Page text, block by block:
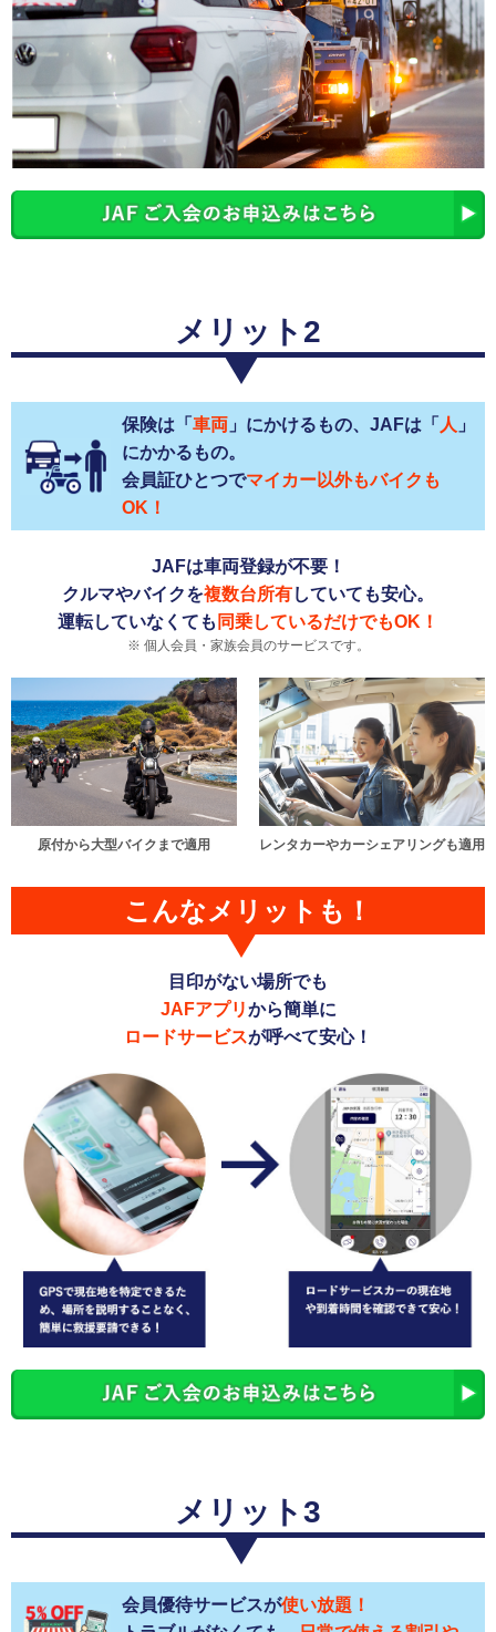
メリット2
保険は「車両 」にかけるもの、JAFは「 人 」
にかかるもの。
会員証ひとつでマイカー以外もバイクも
OK！
JAFは車両登録が不要！
クルマやバイクを複数台所有していても安心。
運転していなくても 同乗しているだけでもOK！
個人会員・家族会員のサービスです。
原付から大型バイクまで適用 レンタカーやカーシェアリングも適用
こんなメリットも！
目印がない場所でも
JAFアプリから簡単に
ロードサービスが呼べて安心！
メリット3
会員優待サービスが使い放題！